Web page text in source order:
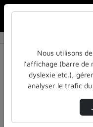
Résultats de
Filtres actifs (cliquer
culture-sciences-et-
bibliotheques-
0 vidéo trouvée
Nous utilisons
l’affichage (barre de
dyslexie etc.),
analyser le trafic